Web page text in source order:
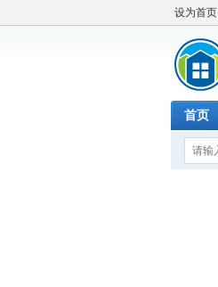
设为首页
首页